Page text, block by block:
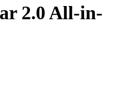
2.0 All-in-